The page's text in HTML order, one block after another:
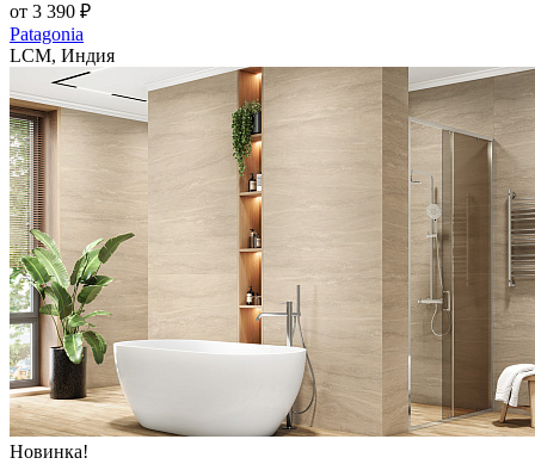
от 3 390 ₽
Patagonia
LCM, Индия
Новинка!